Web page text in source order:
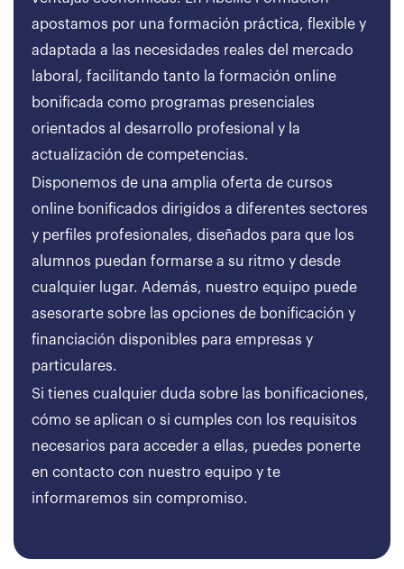
apostamos por una formación práctica, flexible y
adaptada a las necesidades reales del mercado
laboral, facilitando tanto la formación online
bonificada como programas presenciales
orientados al desarrollo profesional y la
actualización de competencias.
Disponemos de una amplia oferta de cursos
online bonificados dirigidos a diferentes sectores
y perfiles profesionales, diseñados para que los
alumnos puedan formarse a su ritmo y desde
cualquier lugar. Además, nuestro equipo puede
asesorarte sobre las opciones de bonificación y
financiación disponibles para empresas y
particulares.
Si tienes cualquier duda sobre las bonificaciones,
cómo se aplican o si cumples con los requisitos
necesarios para acceder a ellas, puedes ponerte
en contacto con nuestro equipo y te
informaremos sin compromiso.